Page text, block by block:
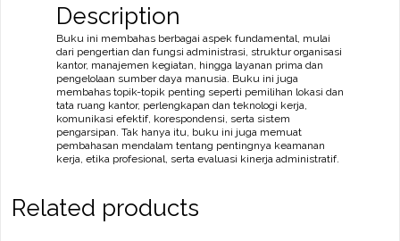
Description
Buku ini membahas berbagai aspek fundamental, mulai
dari pengertian dan fungsi administrasi, struktur organisasi
kantor, manajemen kegiatan, hingga layanan prima dan
pengelolaan sumber daya manusia. Buku ini juga
membahas topik-topik penting seperti pemilihan lokasi dan
tata ruang kantor, perlengkapan dan teknologi kerja,
komunikasi efektif, korespondensi, serta sistem
pengarsipan. Tak hanya itu, buku ini juga memuat
pembahasan mendalam tentang pentingnya keamanan
kerja, etika profesional, serta evaluasi kinerja administratif.
Related products